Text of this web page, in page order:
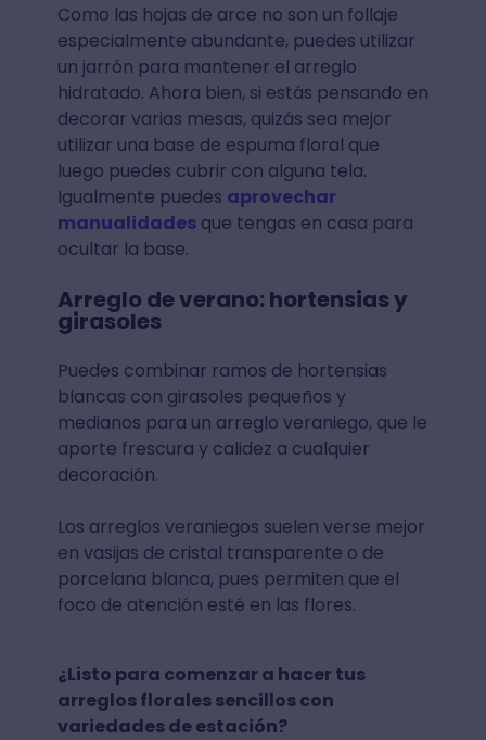
Como las hojas de arce no son un follaje
especialmente abundante, puedes utilizar
un jarrón para mantener el arreglo
hidratado. Ahora bien, si estás pensando en
decorar varias mesas, quizás sea mejor
utilizar una base de espuma floral que
luego puedes cubrir con alguna tela.
Igualmente puedes aprovechar
manualidadesque tengas en casa para
ocultar la base.
Arreglo de verano: hortensias y
girasoles
Puedes combinar ramos de hortensias
blancas con girasoles pequeños y
medianos para un arreglo veraniego, que le
aporte frescura y calidez a cualquier
decoración.
Los arreglos veraniegos suelen verse mejor
en vasijas de cristal transparente o de
porcelana blanca, pues permiten que el
foco de atención esté en las flores.
¿Listo para comenzar a hacer tus
arreglos florales sencillos con
variedades de estación?